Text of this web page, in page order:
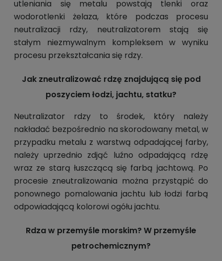
utleniania się metalu powstają tlenki oraz
wodorotlenki żelaza, które podczas procesu
neutralizacji rdzy, neutralizatorem stają się
stałym niezmywalnym kompleksem w wyniku
procesu przekształcania się rdzy.
Jak zneutralizować rdzę znajdującą się pod
poszyciem łodzi, jachtu, statku?
Neutralizator rdzy to środek, który należy
nakładać bezpośrednio na skorodowany metal, w
przypadku metalu z warstwą odpadającej farby,
należy uprzednio zdjąć luźno odpadającą rdzę
wraz ze starą łuszczącą się farbą jachtową. Po
procesie zneutralizowania można przystąpić do
ponownego pomalowania jachtu lub łodzi farbą
odpowiadającą kolorowi ogółu jachtu.
Rdza w przemyśle morskim? W przemyśle
petrochemicznym?